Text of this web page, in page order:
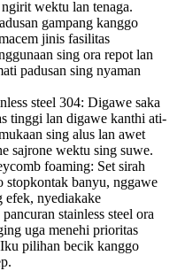
wektu lan tenaga.
gampang kanggo
jinis fasilitas
sing ora repot lan
padusan sing nyaman
steel 304: Digawe saka
tinggi lan digawe kanthi ati-
sing alus lan awet
sajrone wektu sing suwe.
foaming: Set sirah
stopkontak banyu, nggawe
efek, nyediakake
stainless steel ora
uga menehi prioritas
pilihan becik kanggo